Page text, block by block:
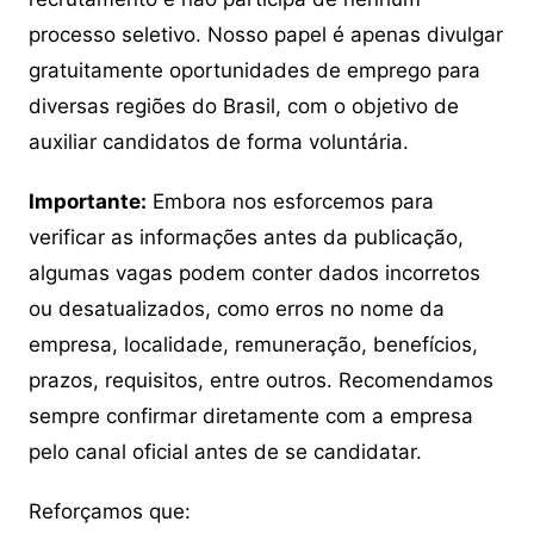
processo seletivo. Nosso papel é apenas divulgar
gratuitamente oportunidades de emprego para
diversas regiões do Brasil, com o objetivo de
auxiliar candidatos de forma voluntária.
Importante: Embora nos esforcemos para
verificar as informações antes da publicação,
algumas vagas podem conter dados incorretos
ou desatualizados, como erros no nome da
empresa, localidade, remuneração, benefícios,
prazos, requisitos, entre outros. Recomendamos
sempre confirmar diretamente com a empresa
pelo canal oficial antes de se candidatar.
Reforçamos que: